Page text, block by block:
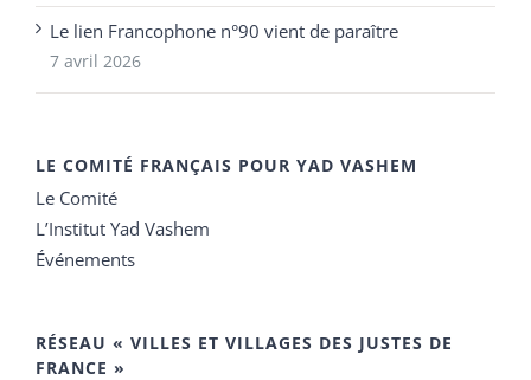
Le lien Francophone n°90 vient de paraître
7 avril 2026
LE COMITÉ FRANÇAIS POUR YAD VASHEM
Le Comité
L’Institut Yad Vashem
Événements
RÉSEAU « VILLES ET VILLAGES DES JUSTES DE
FRANCE »